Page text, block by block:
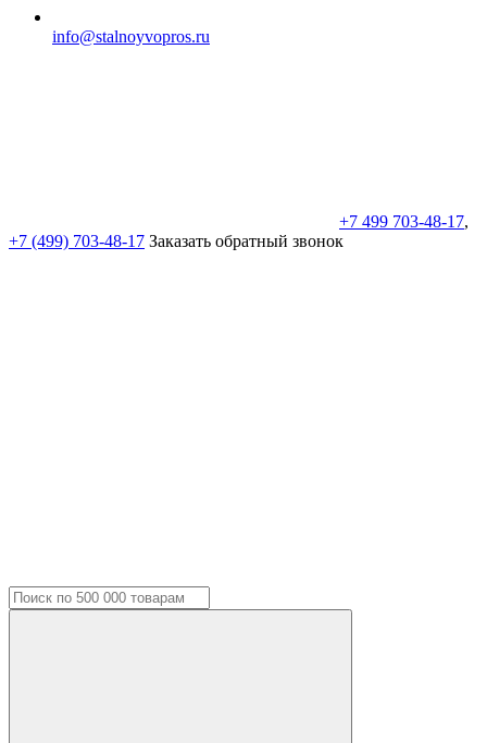
info@stalnoyvopros.ru
+7 499 703-48-17,
+7 (499) 703-48-17 Заказать обратный звонок